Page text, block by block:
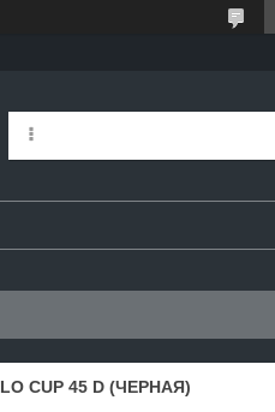
СUР 45 D (ЧЕРНАЯ)